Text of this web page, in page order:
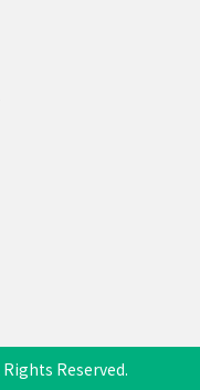
Reserved.